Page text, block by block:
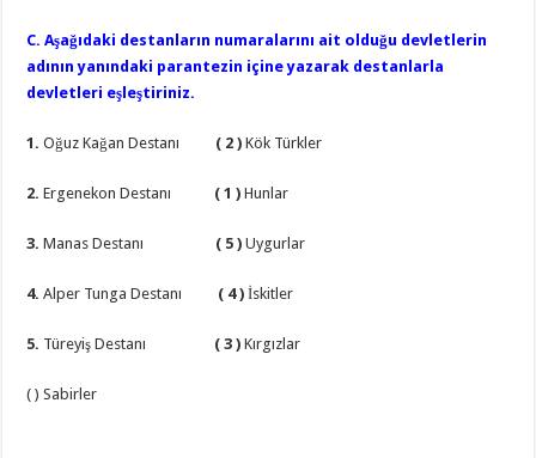
C. Aşağıdaki destanların numaralarını ait olduğu devletlerin
adının yanındaki parantezin içine yazarak destanlarla
devletleri eşleştiriniz.
1.Oğuz Kağan Destanı ( 2 ) Kök Türkler
2.Ergenekon Destanı ( 1 ) Hunlar
3.Manas Destanı ( 5 ) Uygurlar
4.Alper Tunga Destanı ( 4 ) İskitler
5. Türeyiş Destanı ( 3 ) Kırgızlar
( ) Sabirler